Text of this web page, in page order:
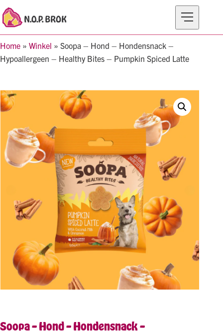
MERKEN
OVER N.O.P BROK
Home » Winkel » Soopa – Hond – Hondensnack –
Hypoallergeen – Healthy Bites – Pumpkin Spiced Latte
Soopa – Hond – Hondensnack –